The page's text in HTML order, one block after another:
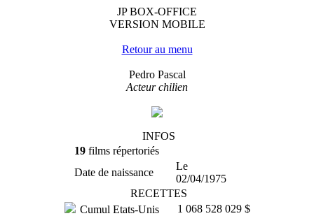
JP BOX-OFFICE
VERSION MOBILE
Retour au menu
Pedro Pascal
Acteur chilien
INFOS
19films répertoriés
Date de naissance
Le
02/04/1975
RECETTES
Cumul Etats-Unis
1 068 528 029 $